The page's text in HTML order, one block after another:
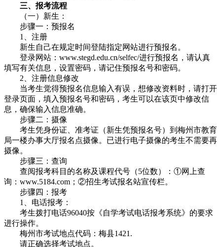
三、报考流程
（一）新生：
步骤一：预报名
1、注册
新生自己在规定时间登陆指定网站进行预报名。
登录网站：www.stegd.edu.cn/selfec/进行预报名，请认真
填写有关信息，设置密码，请记住预报名号和密码。
2、注册信息修改
当考生觉得预报名信息输入有误，想修改资料时，请打开
登录页面，填入预报名号和密码，考生可以在该页中修改信
息，确保输入信息准确。
步骤二：摄像
考生凭身份证、准考证（新生凭预报名号）到梅州市教育
局一楼办事大厅报名点摄像。已进行电子摄像的考生不需要再
摄像。
步骤三：查询
查阅报考科目的名称及课程代号（5位数）：①网上查
询：www.5184.com；②招生考试报名站宣传栏。
步骤四：报考
1、电话报考：
考生拨打电话96040按《自学考试电话报考系统》的要求
进行操作。
梅州市考试地点代码：梅县1421.
请正确选择考试地点。